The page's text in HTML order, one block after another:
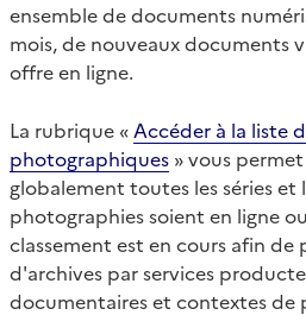
ensemble de documents
mois, de nouveaux documents
offre en ligne.
La rubrique « Accéder à la liste
photographiques » vous
globalement toutes les séries et
photographies soient en ligne
classement est en cours afin de
d'archives par services
documentaires et contextes de